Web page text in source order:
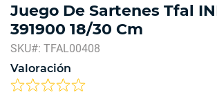
Juego De Sartenes Tfal
391900 18/30 Cm
SKU#: TFAL00408
Valoración